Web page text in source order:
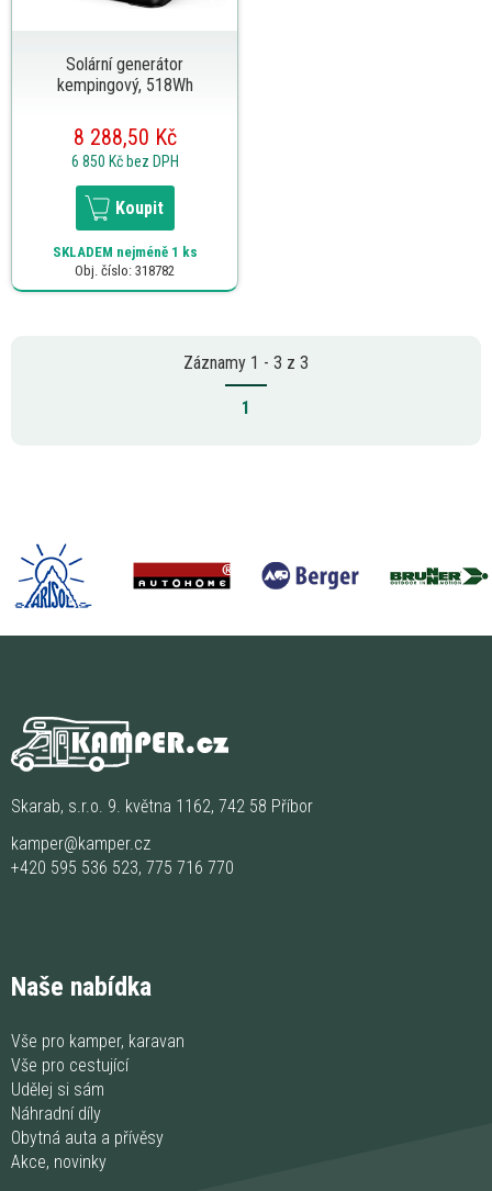
Solární generátor
kempingový, 518Wh
8 288,50 Kč
6 850 Kč bez DPH
Koupit
SKLADEM nejméně 1 ks
Obj. číslo: 318782
Záznamy 1 - 3 z 3
1
Skarab, s.r.o. 9. května 1162, 742 58 Příbor
kamper@kamper.cz
+420 595 536 523, 775 716 770
Naše nabídka
Vše pro kamper, karavan
Vše pro cestující
Udělej si sám
Náhradní díly
Obytná auta a přívěsy
Akce, novinky